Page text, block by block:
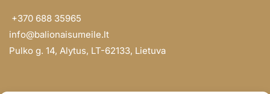
+370 688 35965
info@balionaisumeile.lt
Pulko g. 14, Alytus, LT-62133, Lietuva